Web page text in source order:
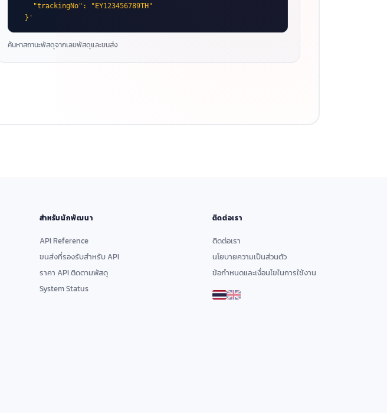
    "trackingNo": "EY123456789TH"
  }'
ค้นหาสถานะพัสดุจากเลขพัสดุและขนส่ง
สำหรับนักพัฒนา
API Reference
ขนส่งที่รองรับสำหรับ API
ราคา API ติดตามพัสดุ
System Status
ติดต่อเรา
ติดต่อเรา
นโยบายความเป็นส่วนตัว
ข้อกำหนดและเงื่อนไขในการใช้งาน